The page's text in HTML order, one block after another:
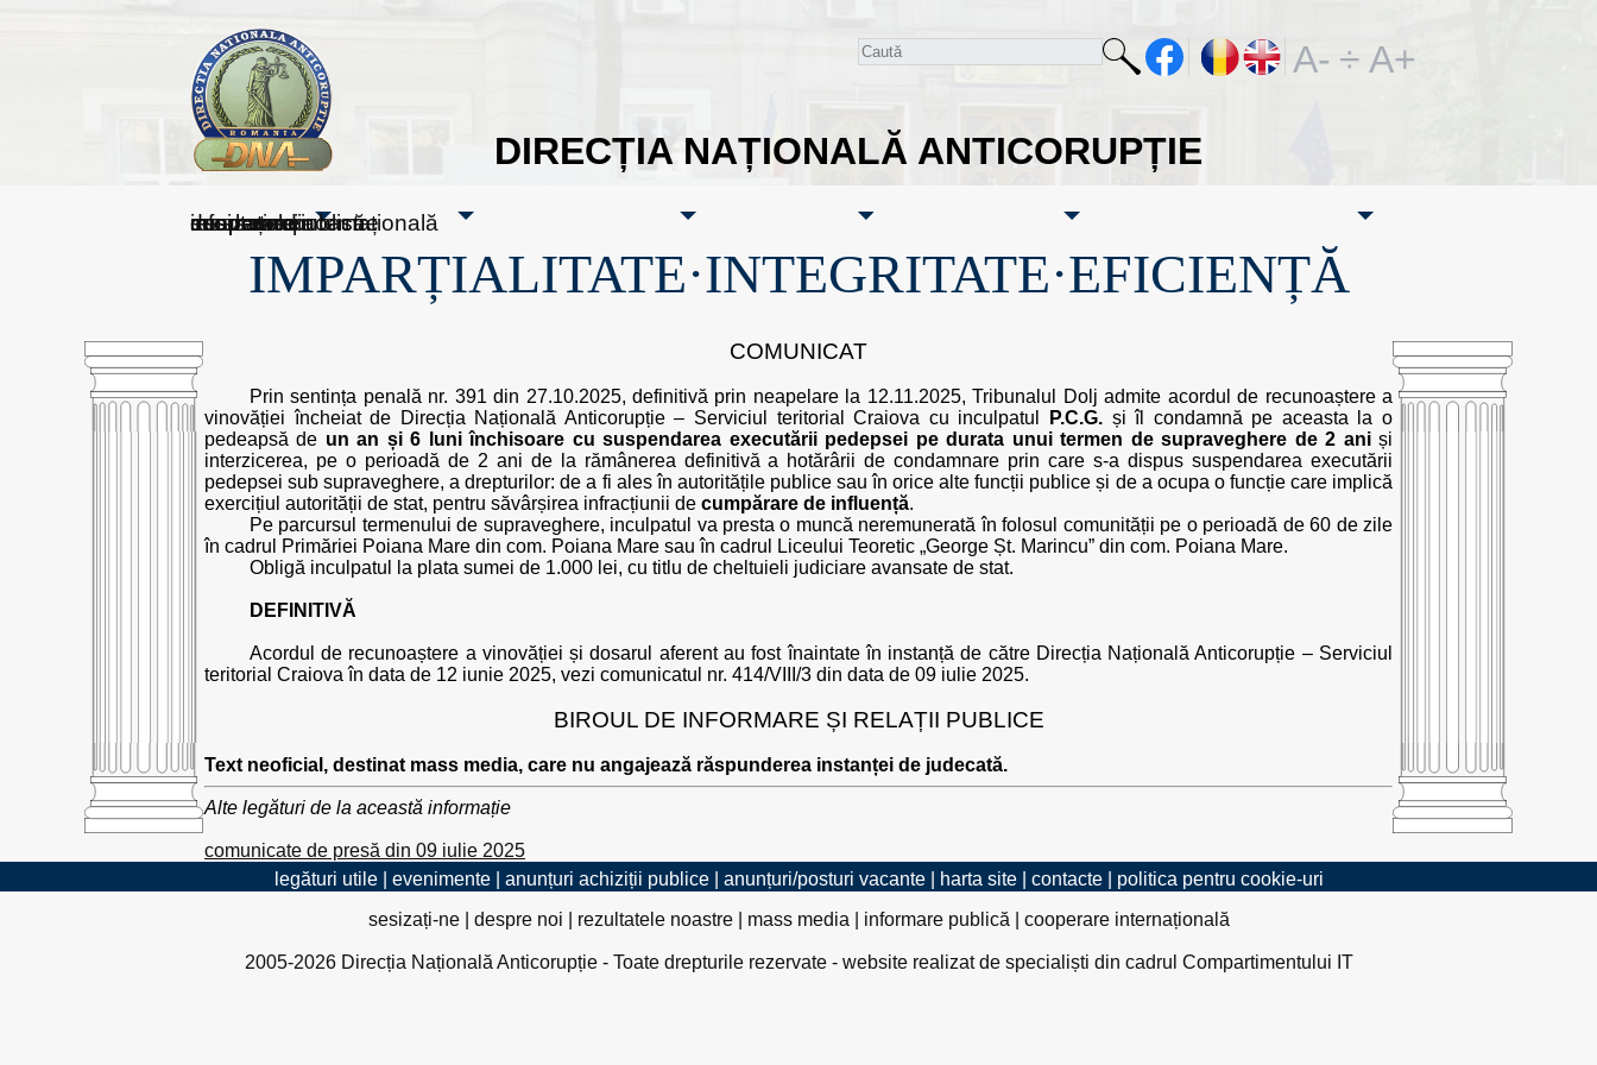
DIRECȚIA NAȚIONALĂ ANTICORUPȚIE
A- ÷ A+
sesizați-ne
despre noi
rezultatele noastre
mass media
informare publică
cooperare internațională
IMPARȚIALITATE·INTEGRITATE·EFICIENȚĂ
COMUNICAT
Prin sentința penală nr. 391 din 27.10.2025, definitivă prin neapelare la 12.11.2025, Tribunalul Dolj admite acordul de recunoaștere a
vinovăției încheiat de Direcția Națională Anticorupție – Serviciul teritorial Craiova cu inculpatul
P.C.G.și îl condamnă pe aceasta la o
pedeapsă de un an și 6 luni închisoare cu suspendarea executării pedepsei pe durata unui termen de supraveghere de 2 aniși
interzicerea, pe o perioadă de 2 ani de la rămânerea definitivă a hotărârii de condamnare prin care s-a dispus suspendarea executării
pedepsei sub supraveghere, a drepturilor: de a fi ales în autoritățile publice sau în orice alte funcții publice și de a ocupa o funcție care implică
exercițiul autorității de stat, pentru săvârșirea infracțiunii de cumpărare de influență.
Pe parcursul termenului de supraveghere, inculpatul va presta o muncă neremunerată în folosul comunității pe o perioadă de 60 de zile
în cadrul Primăriei Poiana Mare din com. Poiana Mare sau în cadrul Liceului Teoretic „George Șt. Marincu” din com. Poiana Mare.
Obligă inculpatul la plata sumei de 1.000 lei, cu titlu de cheltuieli judiciare avansate de stat.
DEFINITIVĂ
Acordul de recunoaștere a vinovăției și dosarul aferent au fost înaintate în instanță de către Direcția Națională Anticorupție – Serviciul
teritorial Craiova în data de 12 iunie 2025, vezi comunicatul nr. 414/VIII/3 din data de 09 iulie 2025.
BIROUL DE INFORMARE ȘI RELAȚII PUBLICE
Text neoficial, destinat mass media, care nu angajează răspunderea instanței de judecată.
Alte legături de la această informație
comunicate de presă din 09 iulie 2025
legături utile| evenimente| anunțuri achiziții publice| anunțuri/posturi vacante| harta site| contacte| politica pentru cookie-uri
sesizați-ne| despre noi rezultatele noastre| mass media informare publică cooperare internațională
2005-2026 Direcția Națională Anticorupție - Toate drepturile rezervate - website realizat de specialiști din cadrul Compartimentului IT